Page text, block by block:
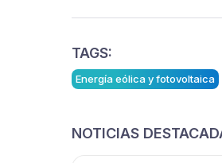
TAGS:
Energía eólica y fotovoltaica
NOTICIAS